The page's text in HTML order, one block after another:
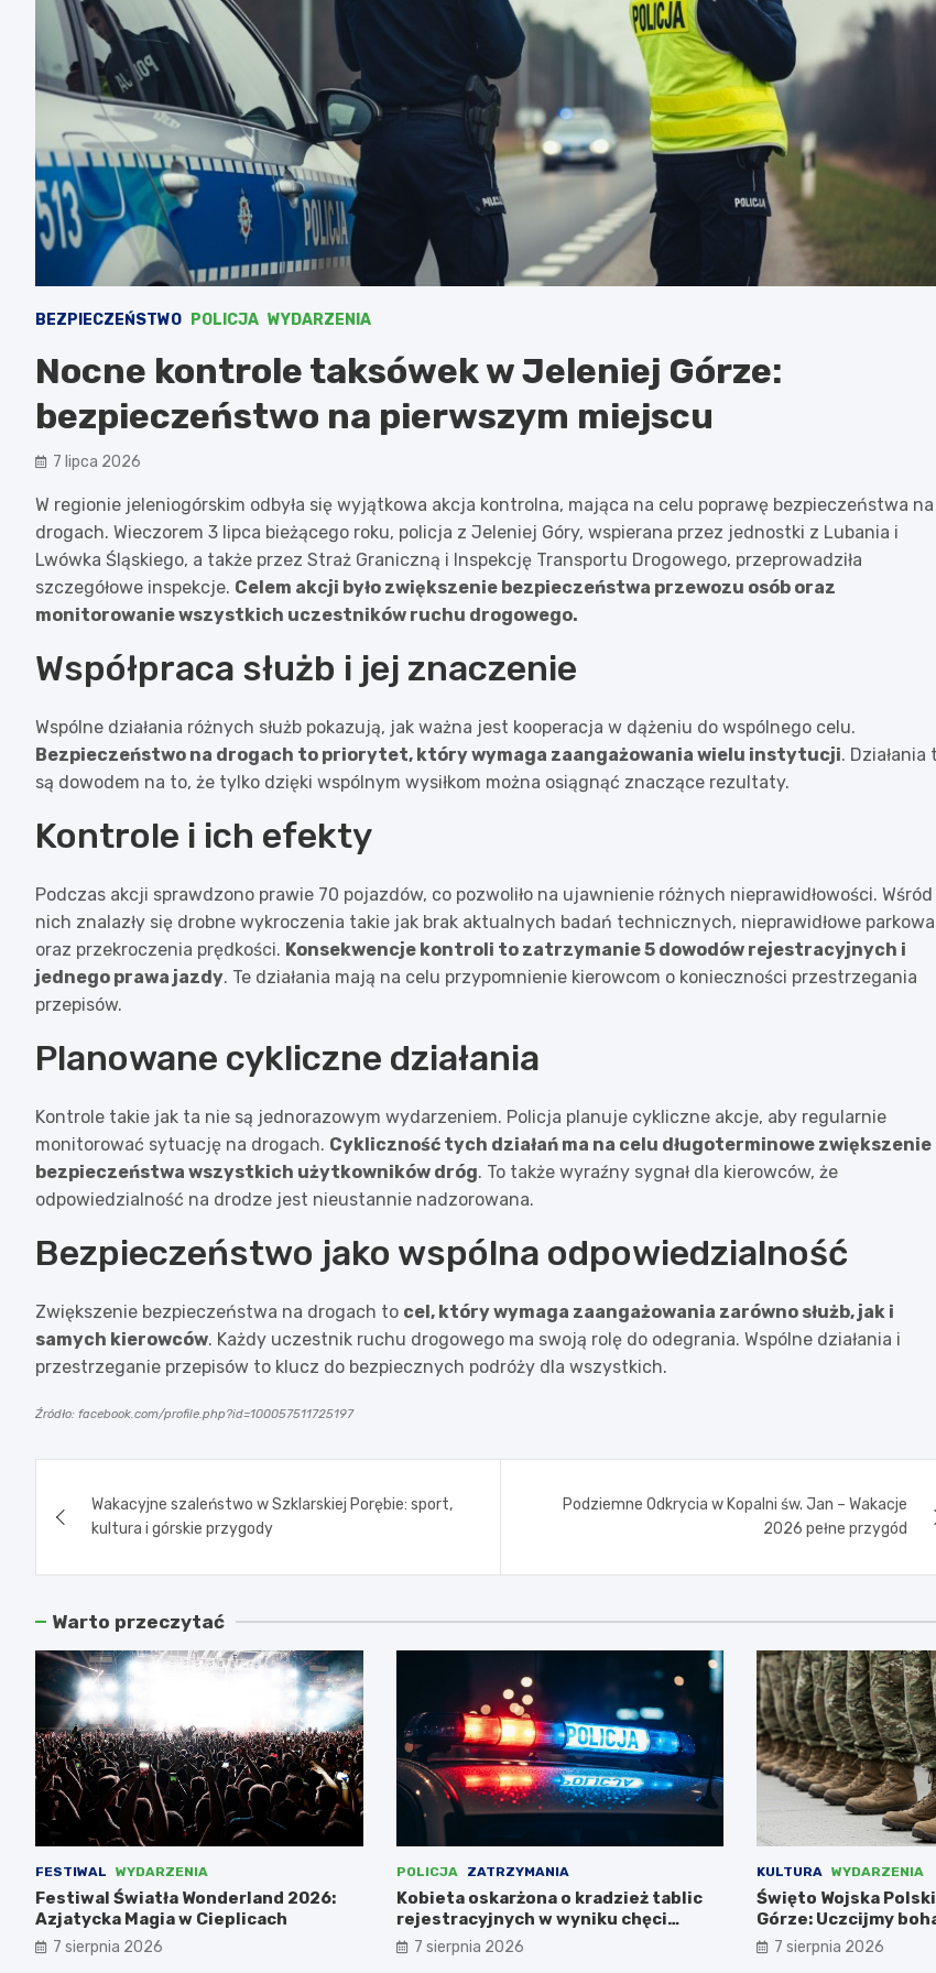
BEZPIECZEŃSTWO POLICJA WYDARZENIA
Nocne kontrole taksówek w Jeleniej Górze:
bezpieczeństwo na pierwszym miejscu
7 lipca 2026
W regionie jeleniogórskim odbyła się wyjątkowa akcja kontrolna, mająca na celu poprawę bezpieczeństwa na
drogach. Wieczorem 3 lipca bieżącego roku, policja z Jeleniej Góry, wspierana przez jednostki z Lubania i
Lwówka Śląskiego, a także przez Straż Graniczną i Inspekcję Transportu Drogowego, przeprowadziła
szczegółowe inspekcje. Celem akcji było zwiększenie bezpieczeństwa przewozu osób oraz
monitorowanie wszystkich uczestników ruchu drogowego.
Współpraca służb i jej znaczenie
Wspólne działania różnych służb pokazują, jak ważna jest kooperacja w dążeniu do wspólnego celu.
Bezpieczeństwo na drogach to priorytet, który wymaga zaangażowania wielu instytucji. Działania
są dowodem na to, że tylko dzięki wspólnym wysiłkom można osiągnąć znaczące rezultaty.
Kontrole i ich efekty
Podczas akcji sprawdzono prawie 70 pojazdów, co pozwoliło na ujawnienie różnych nieprawidłowości. Wśród
nich znalazły się drobne wykroczenia takie jak brak aktualnych badań technicznych, nieprawidłowe
oraz przekroczenia prędkości. Konsekwencje kontroli to zatrzymanie 5 dowodów rejestracyjnych i
jednego prawa jazdy. Te działania mają na celu przypomnienie kierowcom o konieczności przestrzegania
przepisów.
Planowane cykliczne działania
Kontrole takie jak ta nie są jednorazowym wydarzeniem. Policja planuje cykliczne akcje, aby regularnie
monitorować sytuację na drogach. Cykliczność tych działań ma na celu długoterminowe zwiększenie
bezpieczeństwa wszystkich użytkowników dróg. To także wyraźny sygnał dla kierowców, że
odpowiedzialność na drodze jest nieustannie nadzorowana.
Bezpieczeństwo jako wspólna odpowiedzialność
Zwiększenie bezpieczeństwa na drogach to cel, który wymaga zaangażowania zarówno służb, jak i
samych kierowców. Każdy uczestnik ruchu drogowego ma swoją rolę do odegrania. Wspólne działania i
przestrzeganie przepisów to klucz do bezpiecznych podróży dla wszystkich.
Źródło: facebook.com/profile.php?id=100057511725197
wpisu
Wakacyjne szaleństwo w Szklarskiej Porębie: sport,
kultura i górskie przygody
Podziemne Odkrycia w Kopalni św. Jan – Wakacje
2026 pełne przygód
Warto przeczytać
FESTIWAL WYDARZENIA
Festiwal Światła Wonderland 2026:
Azjatycka Magia w Cieplicach
7 sierpnia 2026
POLICJA ZATRZYMANIA
Kobieta oskarżona o kradzież tablic
rejestracyjnych w wyniku chęci
pomocy koleżance
7 sierpnia 2026
KULTURA WYDARZENIA
Święto Wojska
Górze: Uczcijmy
7 sierpnia 2026